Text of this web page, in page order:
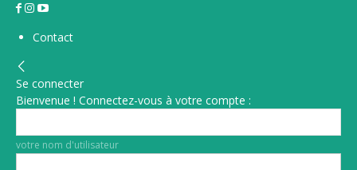
Contact
Se connecter
Bienvenue ! Connectez-vous à votre compte :
votre nom d'utilisateur